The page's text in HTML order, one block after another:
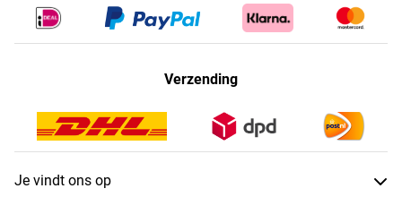
Verzending
Je vindt ons op